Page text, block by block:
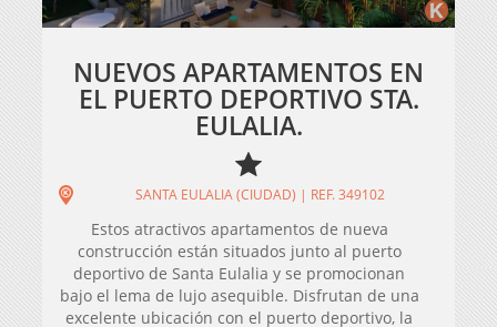
NUEVOS APARTAMENTOS EN
EL PUERTO DEPORTIVO STA.
EULALIA.
SANTA EULALIA (CIUDAD) | REF. 349102
Estos atractivos apartamentos de nueva
construcción están situados junto al puerto
deportivo de Santa Eulalia y se promocionan
bajo el lema de lujo asequible. Disfrutan de una
excelente ubicación con el puerto deportivo, la